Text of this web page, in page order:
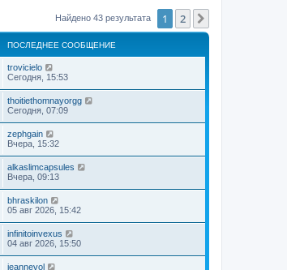
Найдено 43 результата 1 2
ПОСЛЕДНЕЕ СООБЩЕНИЕ
trovicielo
Сегодня, 15:53
thoitiethomnayorgg
Сегодня, 07:09
zephgain
Вчера, 15:32
alkaslimcapsules
Вчера, 09:13
bhraskilon
05 авг 2026, 15:42
infinitoinvexus
04 авг 2026, 15:50
jeannevol